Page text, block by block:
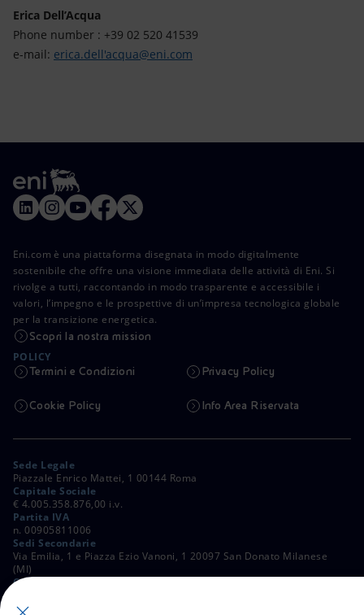
Erica Dell’Acqua
Phone number : +39 02 520 41539
e-mail: erica.dell'acqua@eni.com
Eni.com è una piattaforma disegnata in modo digitalmente
sostenibile che offre una visione immediata delle attività di Eni. Si
rivolge a tutti, raccontando in modo trasparente e accessibile i
valori, l’impegno e le prospettive di un’impresa tecnologica globale
per la transizione energetica.
Scopri la nostra mission
POLICY
Termini e Condizioni Privacy Policy
Cookie Policy Info Area Riservata
Sede Legale
Piazzale Enrico Mattei, 1 00144 Roma
Capitale Sociale
€ 4.005.358.876,00 i.v.
Partita IVA
n. 00905811006
Sedi Secondarie
Via Emilia, 1 e Piazza Ezio Vanoni, 1 20097 San Donato Milanese
(MI)
C. Fiscale e Registro Imprese di Roma